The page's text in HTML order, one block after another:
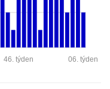
06. týden
46. týden